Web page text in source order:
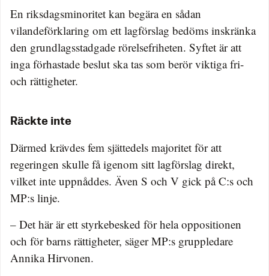
En riksdagsminoritet kan begära en sådan
vilandeförklaring om ett lagförslag bedöms inskränka
den grundlagsstadgade rörelsefriheten. Syftet är att
inga förhastade beslut ska tas som berör viktiga fri-
och rättigheter.
Räckte inte
Därmed krävdes fem sjättedels majoritet för att
regeringen skulle få igenom sitt lagförslag direkt,
vilket inte uppnåddes. Även S och V gick på C:s och
MP:s linje.
– Det här är ett styrkebesked för hela oppositionen
och för barns rättigheter, säger MP:s gruppledare
Annika Hirvonen.